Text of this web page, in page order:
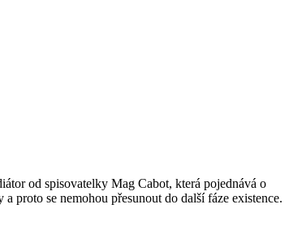
od spisovatelky Mag Cabot, která pojednává o
proto se nemohou přesunout do další fáze existence.